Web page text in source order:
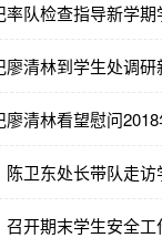
队检查指导新学期
清林到学生处调
清林看望慰问
卫东处长带队走
开期末学生安全工